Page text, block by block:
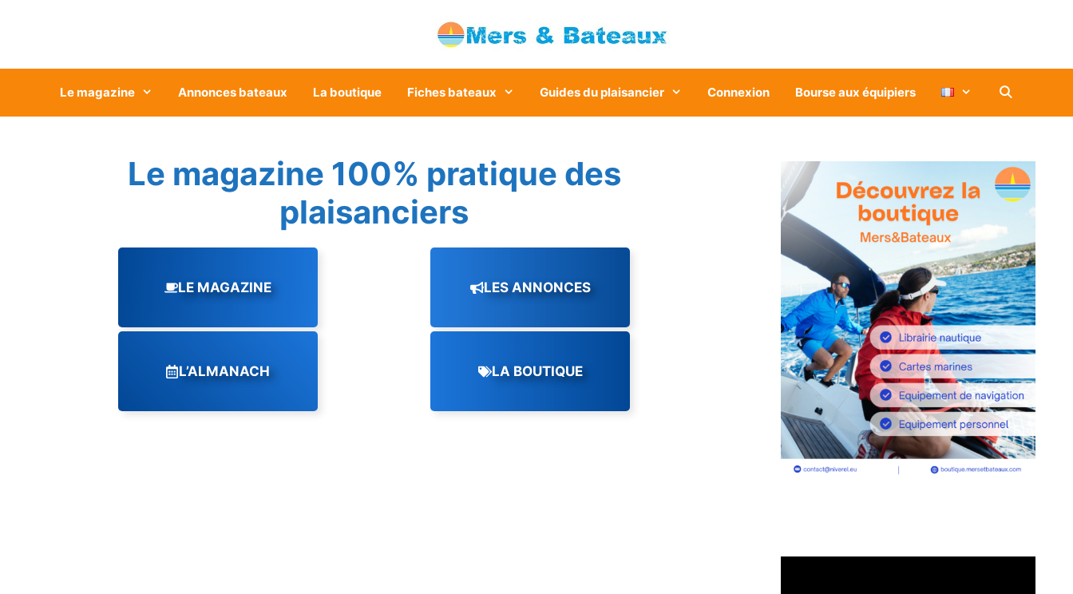
Le magazine Annonces bateaux La boutique Fiches bateaux Guides du plaisancier Connexion Bourse aux équipiers
Le magazine 100% pratique des
plaisanciers
LE MAGAZINE LES ANNONCES
L’ALMANACH LA BOUTIQUE